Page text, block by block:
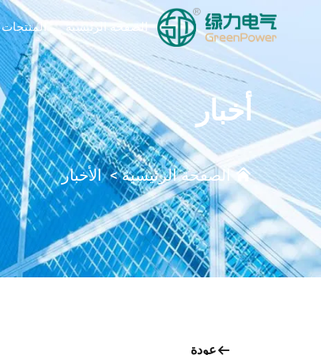
الصفحة الرئيسية المنتجات
أخبار
الصفحة الرئيسية>الأخبار
عودة